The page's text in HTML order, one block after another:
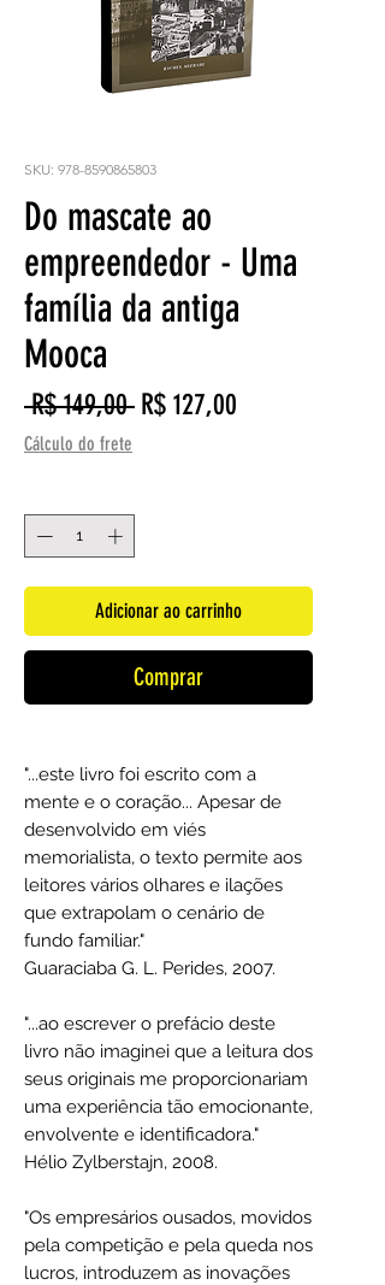
SKU: 978-8590865803
Do mascate ao
empreendedor - Uma
família da antiga
Mooca
R$ 149,00 Preço
R$ 127,00
Cálculo do frete
Adicionar ao carrinho
Comprar
"...este livro foi escrito com a
mente e o coração... Apesar de
desenvolvido em viés
memorialista, o texto permite aos
leitores vários olhares e ilações
que extrapolam o cenário de
fundo familiar."
Guaraciaba G. L. Perides, 2007.
"...ao escrever o prefácio deste
livro não imaginei que a leitura dos
seus originais me proporcionariam
uma experiência tão emocionante,
envolvente e identificadora."
Hélio Zylberstajn, 2008.
"Os empresários ousados, movidos
pela competição e pela queda nos
lucros, introduzem as inovações